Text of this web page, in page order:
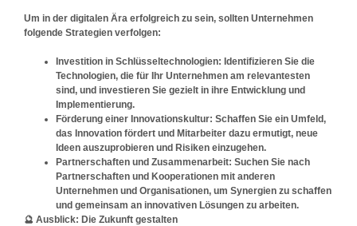
Um in der digitalen Ära erfolgreich zu sein, sollten Unternehmen
folgende Strategien verfolgen:
Investition in Schlüsseltechnologien: Identifizieren Sie die
Technologien, die für Ihr Unternehmen am relevantesten
sind, und investieren Sie gezielt in ihre Entwicklung und
Implementierung.
Förderung einer Innovationskultur: Schaffen Sie ein Umfeld,
das Innovation fördert und Mitarbeiter dazu ermutigt, neue
Ideen auszuprobieren und Risiken einzugehen.
Partnerschaften und Zusammenarbeit: Suchen Sie nach
Partnerschaften und Kooperationen mit anderen
Unternehmen und Organisationen, um Synergien zu schaffen
und gemeinsam an innovativen Lösungen zu arbeiten.
🔮 Ausblick: Die Zukunft gestalten